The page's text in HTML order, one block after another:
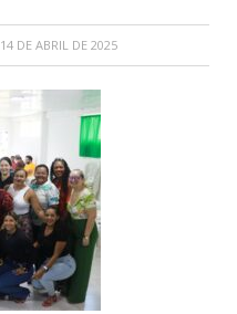
14 DE ABRIL DE 2025